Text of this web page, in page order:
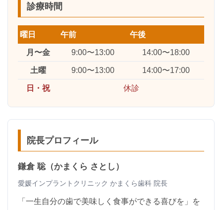
診療時間
曜日 午前 午後
月〜金 9:00〜13:00 14:00〜18:00
土曜 9:00〜13:00 14:00〜17:00
日・祝 休診
院長プロフィール
鎌倉 聡（かまくら さとし）
愛媛インプラントクリニック かまくら歯科 院長
「一生自分の歯で美味しく食事ができる喜びを」を